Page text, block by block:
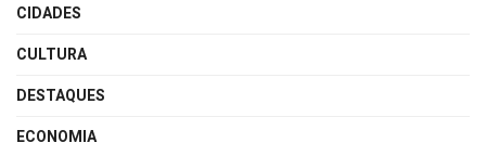
CIDADES
CULTURA
DESTAQUES
ECONOMIA